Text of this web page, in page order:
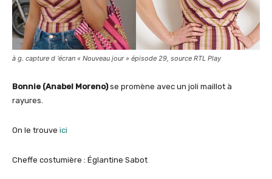
à g. capture d ‘écran « Nouveau jour » épisode 29, source RTL Play
Bonnie (Anabel Moreno)se promène avec un joli maillot à
rayures.
On le trouve ici
Cheffe costumière : Églantine Sabot